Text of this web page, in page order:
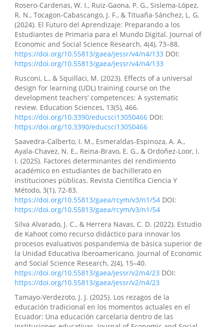
Rosero-Cardenas, W. I., Ruiz-Gaona, P. G., Sislema-López,
R. N., Tocagon-Cabascango, J. F., & Tituaña-Sánchez, L. G.
(2024). El Futuro del Aprendizaje: Preparando a los
Estudiantes de Primaria para el Mundo Digital. Journal of
Economic and Social Science Research, 4(4), 73–88.
https://doi.org/10.55813/gaea/jessr/v4/n4/133 DOI:
https://doi.org/10.55813/gaea/jessr/v4/n4/133
Rusconi, L., & Squillaci, M. (2023). Effects of a universal
design for learning (UDL) training course on the
development teachers’ competences: A systematic
review. Education Sciences, 13(5), 466.
https://doi.org/10.3390/educsci13050466 DOI:
https://doi.org/10.3390/educsci13050466
Saavedra-Calberto, I. M., Esmeraldas-Espinoza, A. A.,
Ayala-Chavez, N. E., Reina-Bravo, E. G., & Ordoñez-Loor, I.
I. (2025). Factores determinantes del rendimiento
académico en estudiantes de bachillerato en
instituciones públicas. Revista Científica Ciencia Y
Método, 3(1), 72-83.
https://doi.org/10.55813/gaea/rcym/v3/n1/54 DOI:
https://doi.org/10.55813/gaea/rcym/v3/n1/54
Silva Alvarado, J. C., & Herrera Navas, C. D. (2022). Estudio
de Kahoot como recurso didáctico para innovar los
procesos evaluativos pospandemia de básica superior de
la Unidad Educativa Iberoamericano. Journal of Economic
and Social Science Research, 2(4), 15–40.
https://doi.org/10.55813/gaea/jessr/v2/n4/23 DOI:
https://doi.org/10.55813/gaea/jessr/v2/n4/23
Tamayo-Verdezoto, J. J. (2025). Los rezagos de la
educación tradicional en los momentos actuales en el
Ecuador: Una educación carcelaria dentro de las